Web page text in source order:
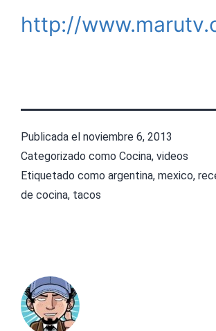
http://
Publicada el noviembre 6, 2013
Categorizado como Cocina, videos
Etiquetado como argentina, mexico,
de cocina, tacos